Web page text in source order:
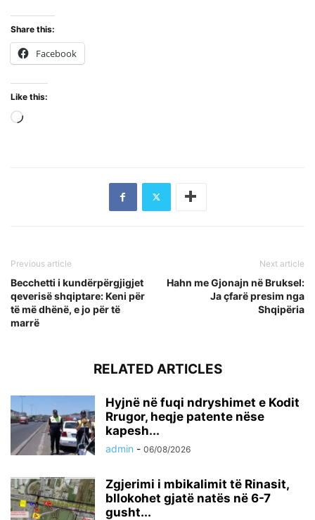
Share this:
Facebook
Like this:
Previous article
Becchetti i kundërpërgjigjet
qeverisë shqiptare: Keni për
të më dhënë, e jo për të
marrë
Next article
Hahn me Gjonajn në Bruksel:
Ja çfarë presim nga
Shqipëria
RELATED ARTICLES
Hyjnë në fuqi ndryshimet e Kodit
Rrugor, heqje patente nëse
kapesh...
admin - 06/08/2026
Zgjerimi i mbikalimit të Rinasit,
bllokohet gjatë natës në 6-7
gusht...